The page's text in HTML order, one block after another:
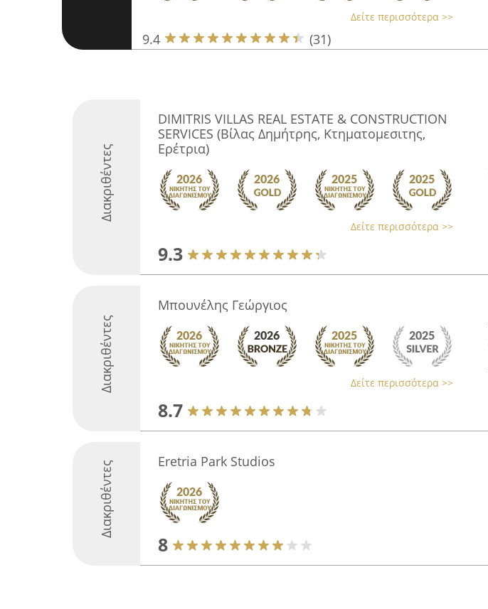
Δείτε περισσότερα >>
9.4 (31)
Διακριθέντες
DIMITRIS VILLAS REAL ESTATE & CONSTRUCTION
SERVICES (Βίλας Δημήτρης, Κτηματομεσιτης,
Ερέτρια)
Δείτε περισσότερα >>
9.3
Διακριθέντες
Μπουνέλης Γεώργιος
Δείτε περισσότερα >>
8.7
Διακριθέντες Eretria Park Studios
8